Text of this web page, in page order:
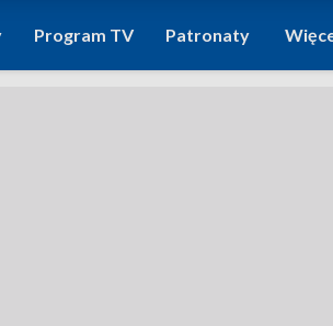
Program TV Patronaty